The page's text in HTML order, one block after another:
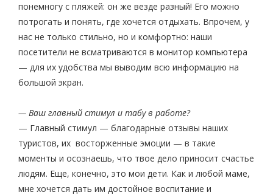
понемногу с пляжей: он же везде разный! Его можно
потрогать и понять, где хочется отдыхать. Впрочем, у
нас не только стильно, но и комфортно: наши
посетители не всматриваются в монитор компьютера
— для их удобства мы выводим всю информацию на
большой экран.
— Ваш главный стимул и табу в работе?
— Главный стимул — благодарные отзывы наших
туристов, их восторженные эмоции — в такие
моменты и осознаешь, что твое дело приносит счастье
людям. Еще, конечно, это мои дети. Как и любой маме,
мне хочется дать им достойное воспитание и